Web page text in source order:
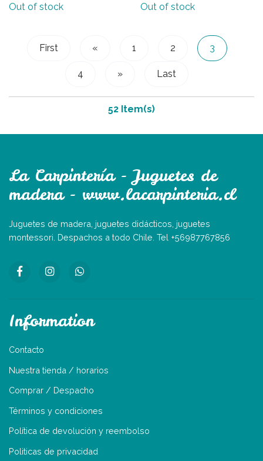
Out of stock Out of stock
First « 1 2 3
4 » Last
52 Item(s)
La Carpintería - Juguetes de
madera - www.lacarpinteria.cl
Juguetes de madera, juguetes didácticos, juguetes
montessori. Despachos a todo Chile. Tel +56987767856
Information
Contacto
Nuestra tienda / horarios
Comprar / Despacho
Términos y condiciones
Política de devolución y reembolso
Politicas de privacidad